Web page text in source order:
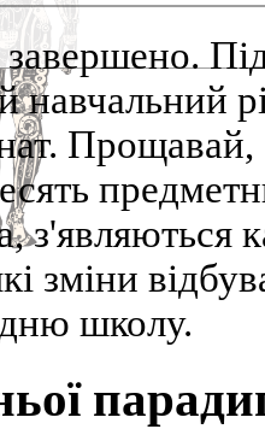
завершено.
навчальний
Прощавай,
з'являються
зміни
школу.